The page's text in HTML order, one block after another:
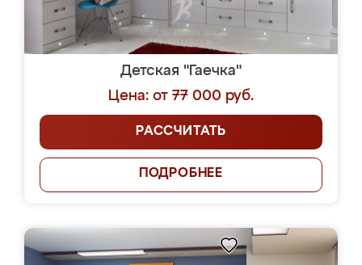
Детская "Гаечка"
Цена: от 77 000 руб.
РАССЧИТАТЬ
ПОДРОБНЕЕ